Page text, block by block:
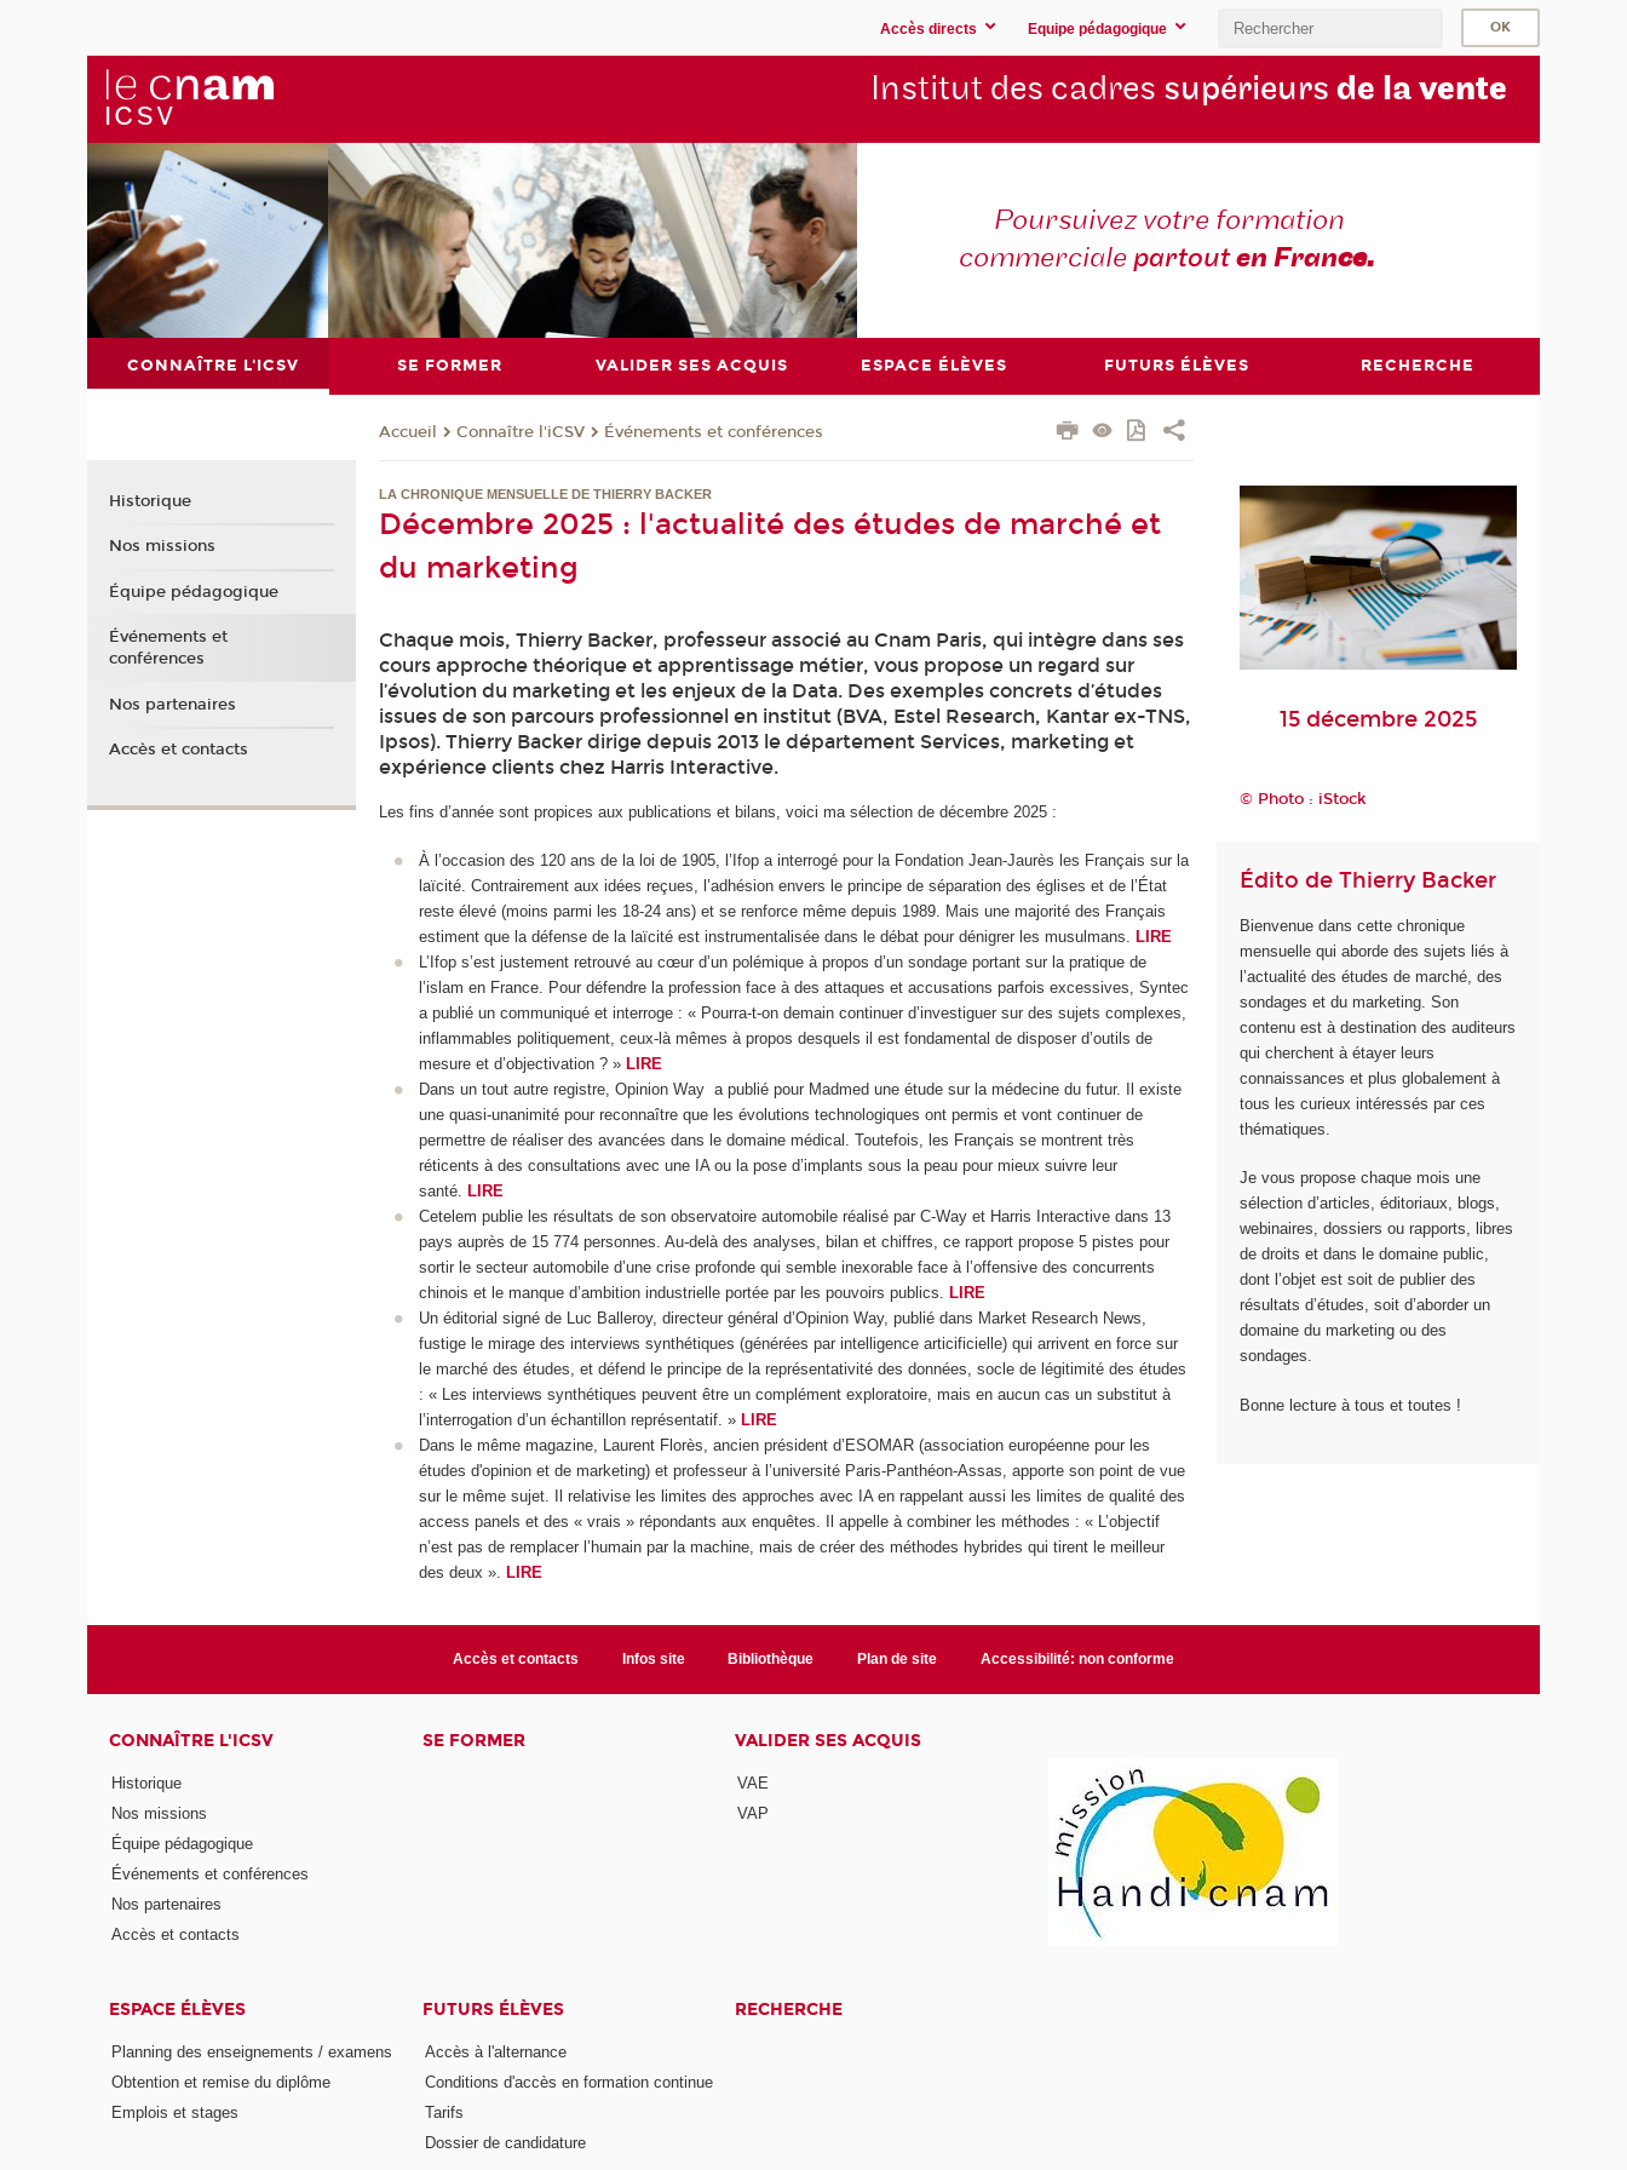
Accès directs Equipe pédagogique
Institut des cadres supérieurs de lavente
Poursuivez votre formation
commercialepartouten France.
CONNAÎTRE L'ICSV SE FORMER VALIDER SES ACQUIS ESPACE ÉLÈVES FUTURS ÉLÈVES RECHERCHE
Accueil Connaître l'iCSV Événements et conférences
LA CHRONIQUE MENSUELLE DE THIERRY BACKER
Décembre 2025 : l'actualité des études de marché et
du marketing
Chaque mois, Thierry Backer, professeur associé au Cnam Paris, qui intègre dans ses
cours approche théorique et apprentissage métier, vous propose un regard sur
l’évolution du marketing et les enjeux de la Data. Des exemples concrets d’études
issues de son parcours professionnel en institut (BVA, Estel Research, Kantar ex-TNS,
Ipsos). Thierry Backer dirige depuis 2013 le département Services, marketing et
expérience clients chez Harris Interactive.
Les fins d’année sont propices aux publications et bilans, voici ma sélection de décembre 2025 :
À l’occasion des 120 ans de la loi de 1905, l’Ifop a interrogé pour la Fondation Jean-Jaurès les Français sur la
laïcité. Contrairement aux idées reçues, l’adhésion envers le principe de séparation des églises et de l’État
reste élevé (moins parmi les 18-24 ans) et se renforce même depuis 1989. Mais une majorité des Français
estiment que la défense de la laïcité est instrumentalisée dans le débat pour dénigrer les musulmans. LIRE
L’Ifop s’est justement retrouvé au cœur d’un polémique à propos d’un sondage portant sur la pratique de
l’islam en France. Pour défendre la profession face à des attaques et accusations parfois excessives, Syntec
a publié un communiqué et interroge : « Pourra-t-on demain continuer d’investiguer sur des sujets complexes,
inflammables politiquement, ceux-là mêmes à propos desquels il est fondamental de disposer d’outils de
mesure et d’objectivation ? » LIRE
Dans un tout autre registre, Opinion Way a publié pour Madmed une étude sur la médecine du futur. Il existe
une quasi-unanimité pour reconnaître que les évolutions technologiques ont permis et vont continuer de
permettre de réaliser des avancées dans le domaine médical. Toutefois, les Français se montrent très
réticents à des consultations avec une IA ou la pose d’implants sous la peau pour mieux suivre leur
santé. LIRE
Cetelem publie les résultats de son observatoire automobile réalisé par C-Way et Harris Interactive dans 13
pays auprès de 15 774 personnes. Au-delà des analyses, bilan et chiffres, ce rapport propose 5 pistes pour
sortir le secteur automobile d’une crise profonde qui semble inexorable face à l’offensive des concurrents
chinois et le manque d’ambition industrielle portée par les pouvoirs publics. LIRE
Un éditorial signé de Luc Balleroy, directeur général d’Opinion Way, publié dans Market Research News,
fustige le mirage des interviews synthétiques (générées par intelligence articificielle) qui arrivent en force sur
le marché des études, et défend le principe de la représentativité des données, socle de légitimité des études
: « Les interviews synthétiques peuvent être un complément exploratoire, mais en aucun cas un substitut à
l’interrogation d’un échantillon représentatif. » LIRE
Dans le même magazine, Laurent Florès, ancien président d’ESOMAR (association européenne pour les
études d'opinion et de marketing) et professeur à l’université Paris-Panthéon-Assas, apporte son point de vue
sur le même sujet. Il relativise les limites des approches avec IA en rappelant aussi les limites de qualité des
access panels et des « vrais » répondants aux enquêtes. Il appelle à combiner les méthodes : « L’objectif
n’est pas de remplacer l’humain par la machine, mais de créer des méthodes hybrides qui tirent le meilleur
des deux ». LIRE
15 décembre 2025
© Photo : iStock
Édito de Thierry Backer
Bienvenue dans cette chronique
mensuelle qui aborde des sujets liés à
l’actualité des études de marché, des
sondages et du marketing. Son
contenu est à destination des auditeurs
qui cherchent à étayer leurs
connaissances et plus globalement à
tous les curieux intéressés par ces
thématiques.
Je vous propose chaque mois une
sélection d’articles, éditoriaux, blogs,
webinaires, dossiers ou rapports, libres
de droits et dans le domaine public,
dont l’objet est soit de publier des
résultats d’études, soit d’aborder un
domaine du marketing ou des
sondages.
Bonne lecture à tous et toutes !
Historique
Nos missions
Équipe pédagogique
Événements et
conférences
Nos partenaires
Accès et contacts
Accès et contacts Infos site Bibliothèque Plan de site Accessibilité: non conforme
CONNAÎTRE L'ICSV
Historique
Nos missions
Équipe pédagogique
Événements et conférences
Nos partenaires
Accès et contacts
SE FORMER VALIDER SES ACQUIS
VAE
VAP
ESPACE ÉLÈVES
Planning des enseignements / examens
Obtention et remise du diplôme
Emplois et stages
FUTURS ÉLÈVES
Accès à l'alternance
Conditions d'accès en formation continue
Tarifs
Dossier de candidature
RECHERCHE